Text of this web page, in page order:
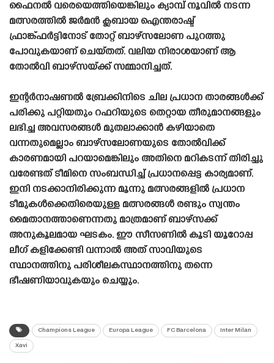
ഫൈനൽ വരെയെത്തിയെങ്കിലും ക്യാമ്പ് നൂവിൽ നടന്ന
മത്സരത്തിൽ ജർമൻ ക്ലബായ ഐന്തരാഷ്ട്
ഫ്രാങ്ക്ഫർട്ടിനോട് തോറ്റ് ബാഴ്‌സലോണ പുറത്തു
പോവുകയാണ് ചെയ്‌തത്‌. വലിയ നിരാശയാണ് ആ
തോൽവി ബാഴ്‌സയ്ക്ക് സമ്മാനിച്ചത്.
ഇന്റർനാഷണൽ ബ്രേക്കിനിടെ ചില പ്രധാന താരങ്ങൾക്ക്
പരിക്കു പറ്റിയതും റഫറിയുടെ തെറ്റായ തീരുമാനങ്ങളും
ലഭിച്ച അവസരങ്ങൾ മുതലാക്കാൻ കഴിയാതെ
വന്നതുമെല്ലാം ബാഴ്‌സലോണയുടെ തോൽവിക്ക്
കാരണമായി പറയാമെങ്കിലും അതിനെ മറികടന്ന് തിരിച്ചു
വരേണ്ടത് ടീമിനെ സംബന്ധിച്ച് പ്രധാനപ്പെട്ട കാര്യമാണ്.
ഇനി നടക്കാനിരിക്കുന്ന മൂന്നു മത്സരങ്ങളിൽ പ്രധാന
ടീമുകൾക്കെതിരെയുള്ള മത്സരങ്ങൾ രണ്ടും സ്വന്തം
മൈതാനത്താണെന്നതു മാത്രമാണ് ബാഴ്‌സക്ക്
അനുകൂലമായ ഘടകം. ഈ സീസണിൽ കൂടി യൂറോപ്പ
ലീഗ് കളിക്കേണ്ടി വന്നാൽ അത് സാവിയുടെ
സ്ഥാനത്തിനു പരിശീലകസ്ഥാനത്തിനു തന്നെ
ഭീഷണിയാവുകയും ചെയ്യും.
Champions League Europa League FC Barcelona Inter Milan
Xavi